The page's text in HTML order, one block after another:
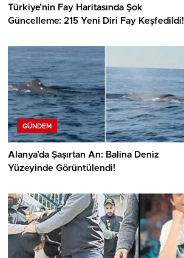
Türkiye’nin Fay Haritasında Şok
Güncelleme: 215 Yeni Diri Fay Keşfedildi!
GÜNDEM
Alanya’da Şaşırtan An: Balina Deniz
Yüzeyinde Görüntülendi!